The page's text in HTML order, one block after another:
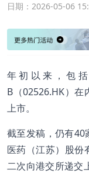
日期： 2026-05-06
年初以来，包
B（02526.HK）
上市。
截至发稿，仍有40
医药（江苏）股份
二次向港交所递交